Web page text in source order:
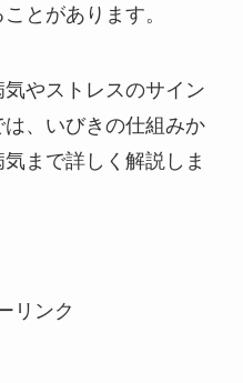
とがあります。
やストレスのサイン
、いびきの仕組みか
まで詳しく解説しま
リンク